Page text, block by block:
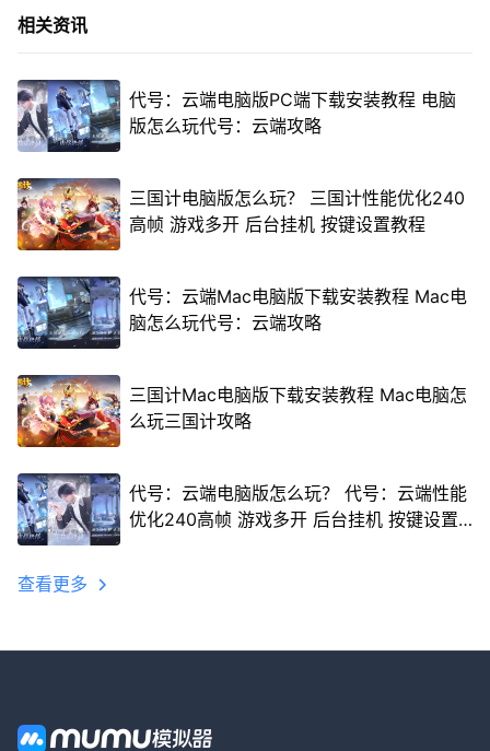
相关资讯
代号：云端电脑版PC端下载安装教程 电脑
版怎么玩代号：云端攻略
三国计电脑版怎么玩？ 三国计性能优化240
高帧 游戏多开 后台挂机 按键设置教程
代号：云端Mac电脑版下载安装教程 Mac电
脑怎么玩代号：云端攻略
三国计Mac电脑版下载安装教程 Mac电脑怎
么玩三国计攻略
代号：云端电脑版怎么玩？ 代号：云端性能
优化240高帧 游戏多开 后台挂机 按键设置
查看更多